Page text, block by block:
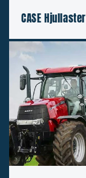
CASE Hjullaster